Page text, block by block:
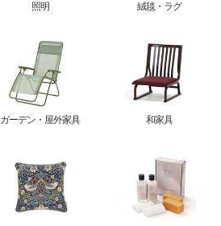
照明 絨毯・ラグ
ガーデン・屋外家具 和家具